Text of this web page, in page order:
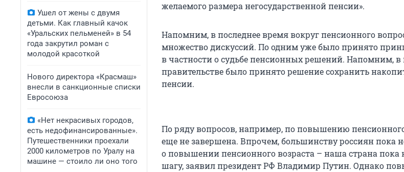
Ушел от жены с двумя
детьми. Как главный качок
«Уральских пельменей» в 54
года закрутил роман с
молодой красоткой
Нового директора «Красмаш»
внесли в санкционные списки
Евросоюза
«Нет некрасивых городов,
есть недофинансированные».
Путешественники проехали
2000 километров по Уралу на
машине — стоило ли оно того
желаемого размера негосударственной пенсии».
Напомним, в последнее время вокруг пенсионного
множество дискуссий. По одним уже было принято
в частности о судьбе пенсионных решений. Напомним, в
правительстве было принято решение сохранить
пенсии.
По ряду вопросов, например, по повышению пенсионного
еще не завершена. Впрочем, большинству россиян пока
о повышении пенсионного возраста – наша страна пока
шагу, заявил президент РФ Владимир Путин. Однако